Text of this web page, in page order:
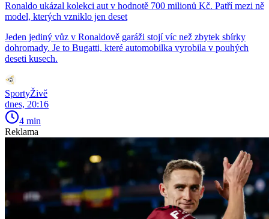
Ronaldo ukázal kolekci aut v hodnotě 700 milionů Kč. Patří mezi ně
model, kterých vzniklo jen deset
Jeden jediný vůz v Ronaldově garáži stojí víc než zbytek sbírky
dohromady. Je to Bugatti, které automobilka vyrobila v pouhých
deseti kusech.
SportyŽivě
dnes, 20:16
4 min
Reklama